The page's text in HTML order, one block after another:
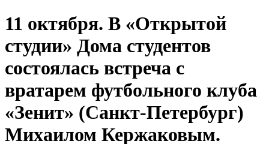
11 октября. В «Открытой
студии» Дома студентов
состоялась встреча с
вратарем футбольного клуба
«Зенит» (Санкт-Петербург)
Михаилом Кержаковым.